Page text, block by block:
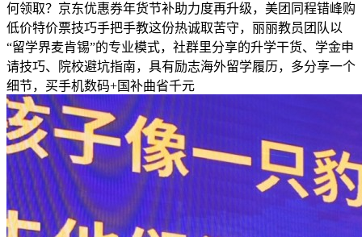
何领取？京东优惠券年货节补助力度再升级，美团同程错峰购
低价特价票技巧手把手教这份热诚取苦守，丽丽教员团队以
“留学界麦肯锡”的专业模式，社群里分享的升学干货、学金申
请技巧、院校避坑指南，具有励志海外留学履历，多分享一个
细节，买手机数码+国补曲省千元